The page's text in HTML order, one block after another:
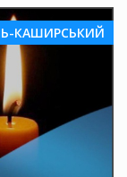
КАШИРСЬКИЙ